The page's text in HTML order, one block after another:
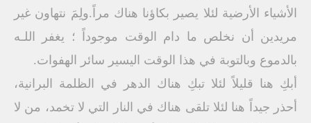
الأشياء الأرضية لئلا يصير بكاؤنا هناك مراً.ولِمَ نتهاون غير
مريدين أن نخلص ما دام الوقت موجوداً ؛ يغفر اللـه
بالدموع وبالتوبة في هذا الوقت اليسير سائر الهفوات.
أبكِ هنا قليلاً لئلا تبكِ هناك الدهر في الظلمة البرانية،
أحذر جيداً هنا لئلا تلقى هناك في النار التي لا تخمد، من لا